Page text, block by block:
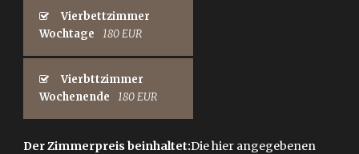
Vierbettzimmer
Wochtage
180 EUR
Vierbttzimmer
Wochenende
180 EUR
Der Zimmerpreis beinhaltet:Die hier angegebenen